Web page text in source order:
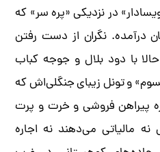
در نزدیکی «پره سر» که
درآمده. نگران از دست رفتن
با دود بلال و جوجه کباب
و تونل زیبای جنگلی‌اش که
پیراهن فروشی و خرت و پرت
مالیاتی می‌دهند نه اجاره